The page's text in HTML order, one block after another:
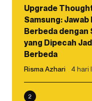
Upgrade
Samsung:
Berbeda dengan
yang Dipecah
Berbeda
Risma Azhari 4 hari
2